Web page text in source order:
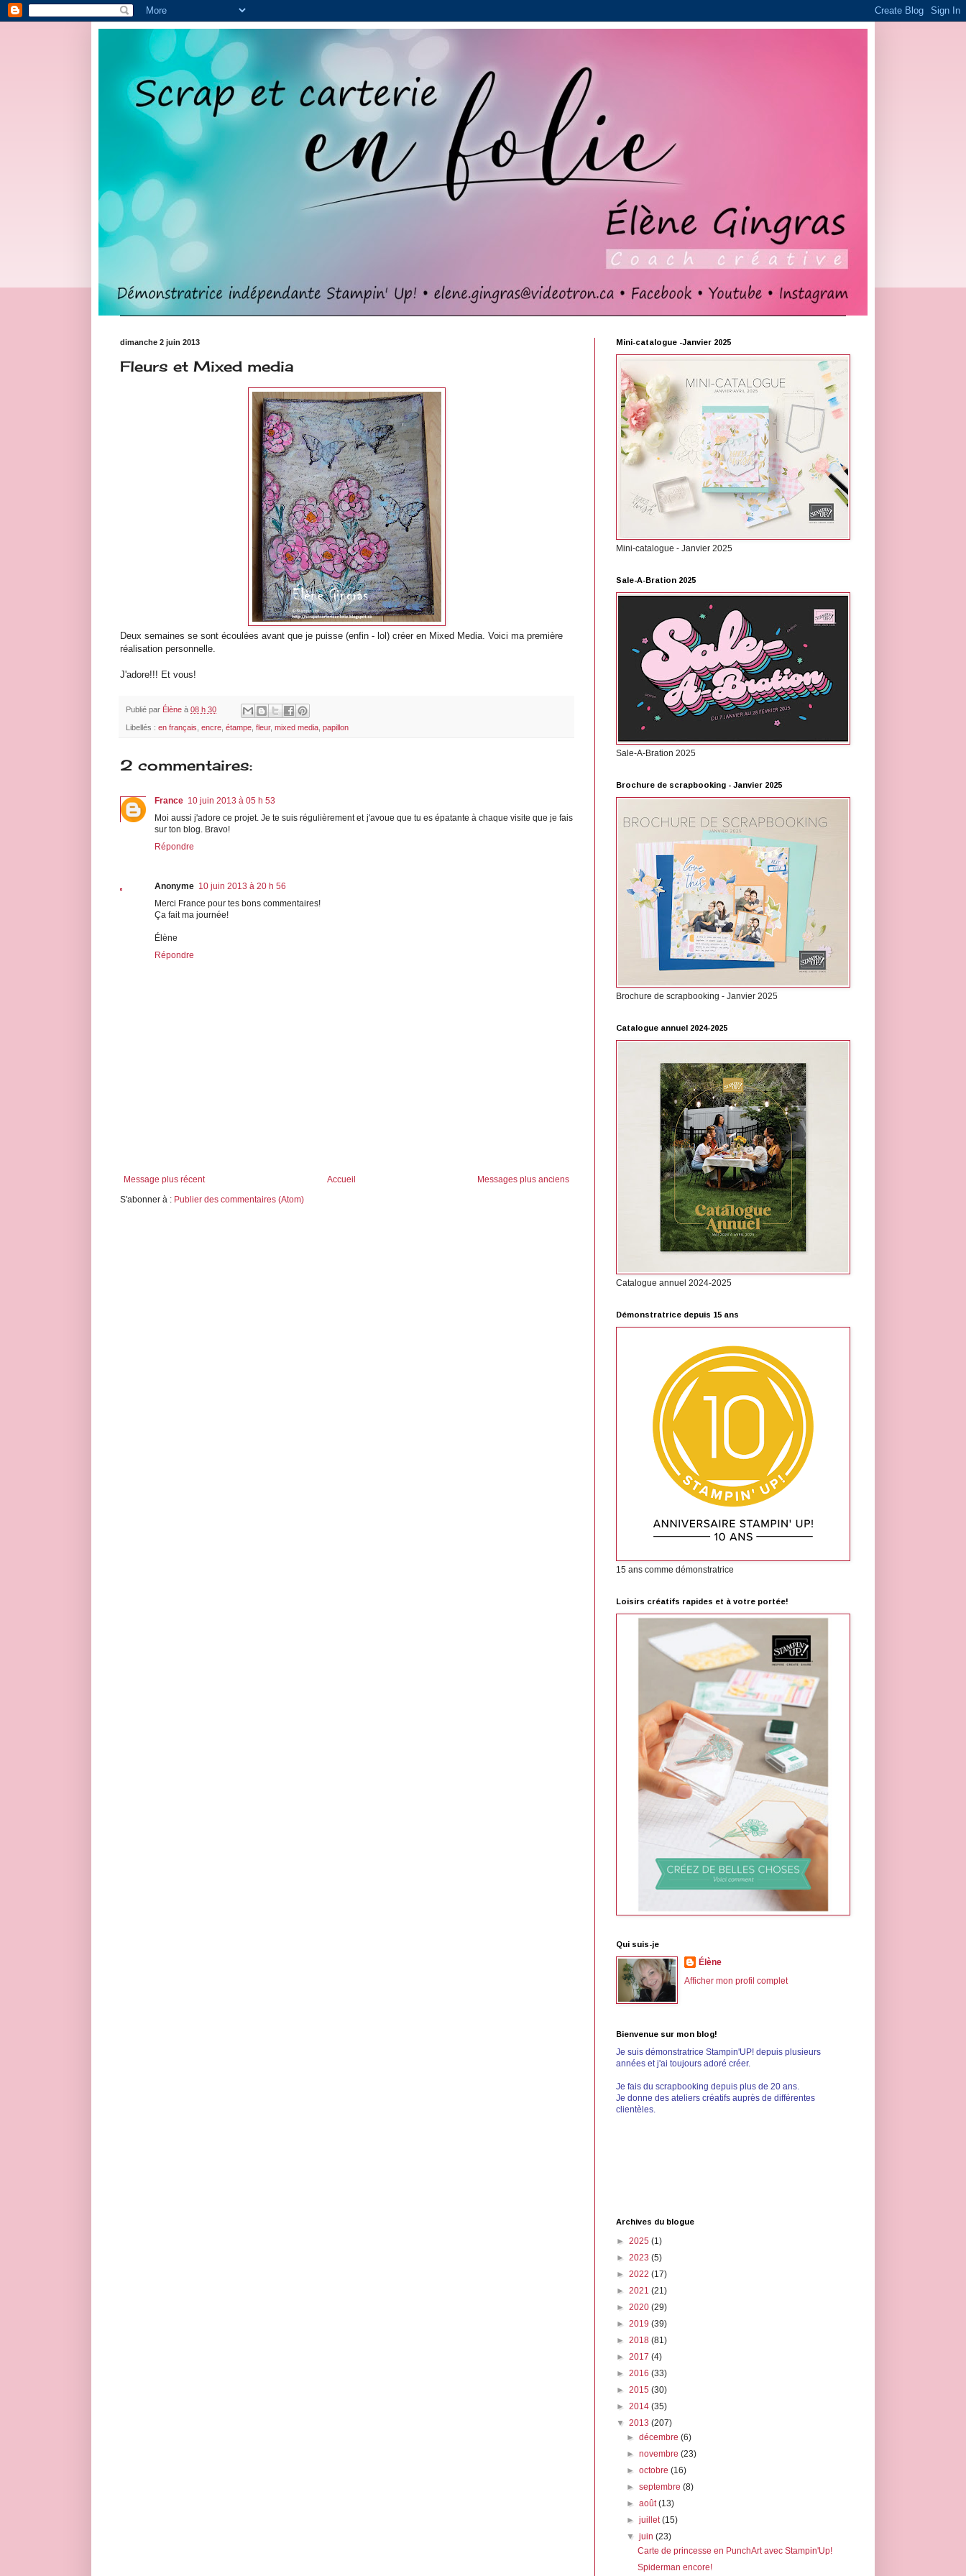
dimanche 2 juin 2013
Fleurs et Mixed media
Deux semaines se sont écoulées avant que je puisse (enfin - lol) créer en Mixed Media. Voici ma première
réalisation personnelle.
J'adore!!! Et vous!
Publié par Élène à 08 h 30
Libellés : en français encre étampe fleur, mixed media papillon
2 commentaires:
France 10 juin 2013 à 05 h 53
Moi aussi j'adore ce projet. Je te suis régulièrement et j'avoue que tu es épatante à chaque visite que je fais
sur ton blog. Bravo!
Répondre
Anonyme 10 juin 2013 à 20 h 56
Merci France pour tes bons commentaires!
Ça fait ma journée!
Élène
Répondre
Message plus récent Messages plus anciens
Accueil
S'abonner à : Publier des commentaires (Atom)
Mini-catalogue -Janvier 2025
Mini-catalogue - Janvier 2025
Sale-A-Bration 2025
Sale-A-Bration 2025
Brochure de scrapbooking - Janvier 2025
Brochure de scrapbooking - Janvier 2025
Catalogue annuel 2024-2025
Catalogue annuel 2024-2025
Démonstratrice depuis 15 ans
15 ans comme démonstratrice
Loisirs créatifs rapides et à votre portée!
Qui suis-je
Élène
Afficher mon profil complet
Bienvenue sur mon blog!
Je suis démonstratrice Stampin'UP! depuis plusieurs
années et j'ai toujours adoré créer.
Je fais du scrapbooking depuis plus de 20 ans.
Je donne des ateliers créatifs auprès de différentes
clientèles.
Archives du blogue
► 2025 (1)
► 2023 (5)
► 2022 (17)
► 2021 (21)
► 2020 (29)
► 2019 (39)
► 2018 (81)
► 2017 (4)
► 2016 (33)
► 2015 (30)
► 2014 (35)
▼ 2013 (207)
►décembre(6)
►novembre(23)
►octobre(16)
►septembre(8)
►août(13)
►juillet(15)
▼juin(23)
Carte de princesse en PunchArt avec Stampin'Up!
Spiderman encore!